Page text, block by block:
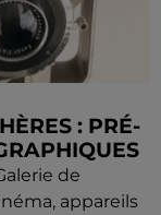
: PRÉ-
de
appareils